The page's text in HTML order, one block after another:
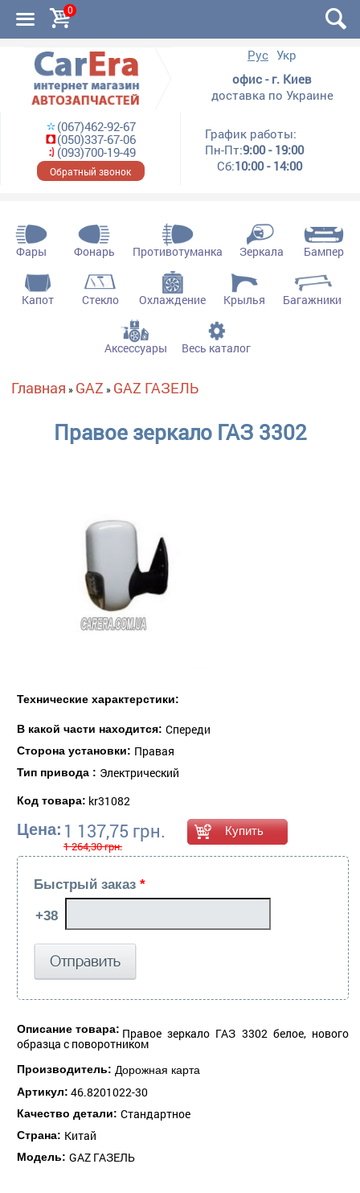
0
Рус Укр
офис - г. Киев
доставка по Украине
(067)462-92-67
(050)337-67-06
(093)700-19-49
Обратный звонок
График работы:
Пн-Пт:9:00 - 19:00
Сб:10:00 - 14:00
Фары Фонарь Противотуманка Зеркала Бампер
Капот Стекло Охлаждение Крылья Багажники
Аксессуары Весь каталог
Вы здесь
Главная » GAZ » GAZ ГАЗЕЛЬ
Правое зеркало ГАЗ 3302
Технические характерстики:
В какой части находится: Спереди
Сторона установки: Правая
Тип привода : Электрический
Код товара: kr31082
Цена: 1 137,75 грн.
1 264,30 грн.
Быстрый заказ *
Описание товара: Правое зеркало ГАЗ 3302 белое, нового
образца с поворотником
Производитель: Дорожная карта
Артикул: 46.8201022-30
Качество детали: Стандартное
Страна: Китай
Модель: GAZ ГАЗЕЛЬ